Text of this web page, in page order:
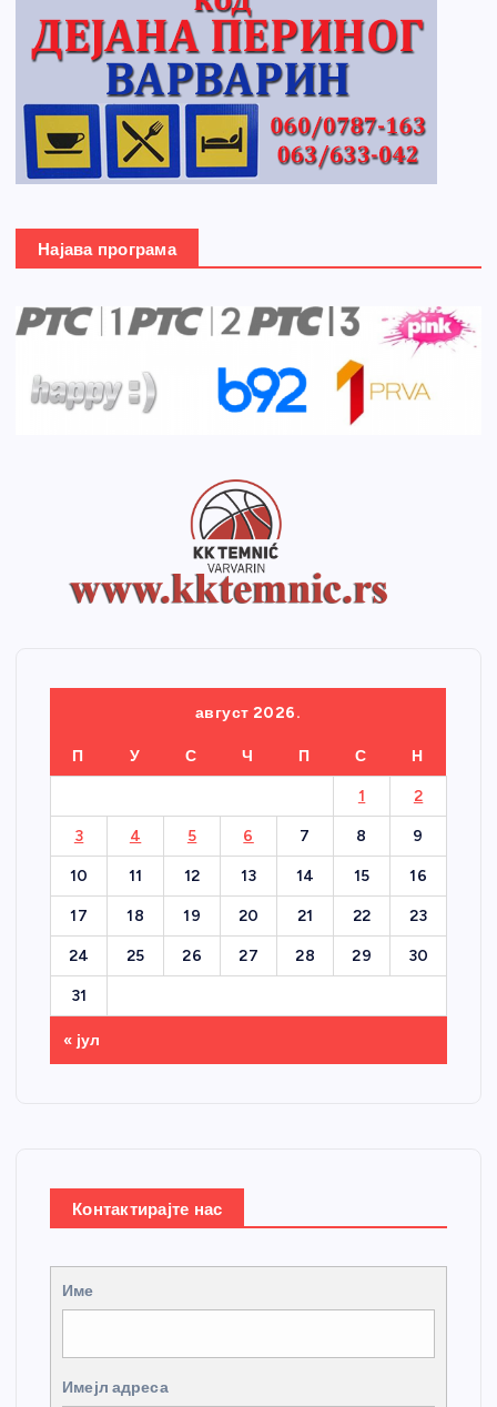
Најава програма
август 2026.
П У С Ч П С Н
1 2
3 4 5 6 7 8 9
10 11 12 13 14 15 16
17 18 19 20 21 22 23
24 25 26 27 28 29 30
31
« јул
Контактирајте нас
Име
Имејл адреса